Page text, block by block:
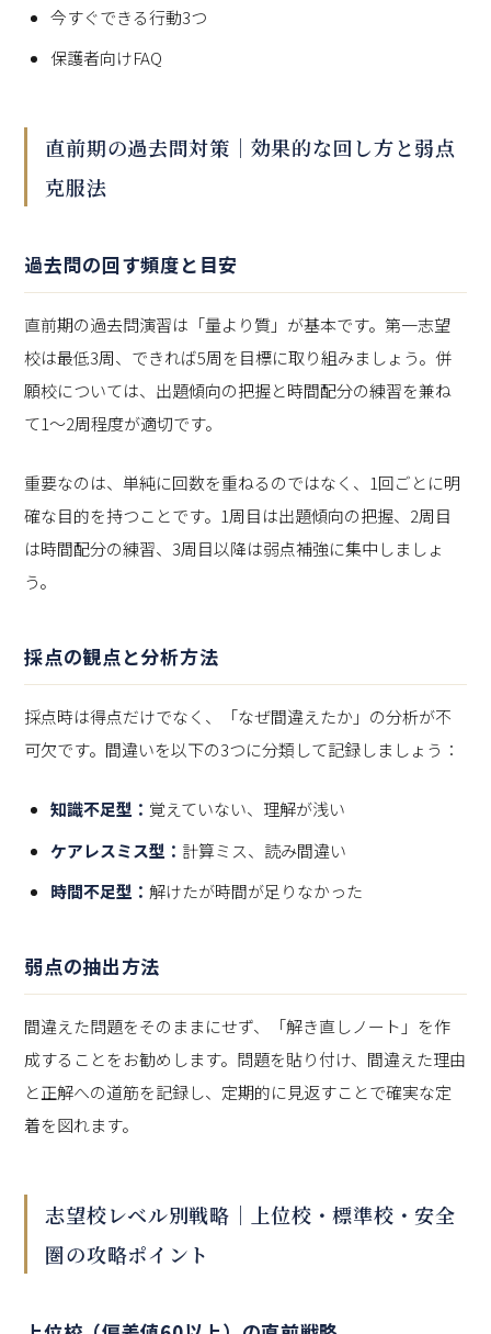
今すぐできる行動3つ
保護者向けFAQ
直前期の過去問対策｜効果的な回し方と弱点
克服法
過去問の回す頻度と目安
直前期の過去問演習は「量より質」が基本です。第一志望
校は最低3周、できれば5周を目標に取り組みましょう。併
願校については、出題傾向の把握と時間配分の練習を兼ね
て1～2周程度が適切です。
重要なのは、単純に回数を重ねるのではなく、1回ごとに明
確な目的を持つことです。1周目は出題傾向の把握、2周目
は時間配分の練習、3周目以降は弱点補強に集中しましょ
う。
採点の観点と分析方法
採点時は得点だけでなく、「なぜ間違えたか」の分析が不
可欠です。間違いを以下の3つに分類して記録しましょう：
知識不足型： 覚えていない、理解が浅い
ケアレスミス型： 計算ミス、読み間違い
時間不足型：解けたが時間が足りなかった
弱点の抽出方法
間違えた問題をそのままにせず、「解き直しノート」を作
成することをお勧めします。問題を貼り付け、間違えた理由
と正解への道筋を記録し、定期的に見返すことで確実な定
着を図れます。
志望校レベル別戦略｜上位校・標準校・安全
圏の攻略ポイント